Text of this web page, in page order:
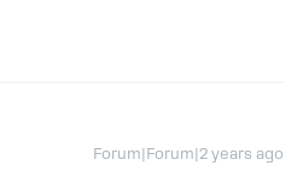
Forum|Forum|2 years ago